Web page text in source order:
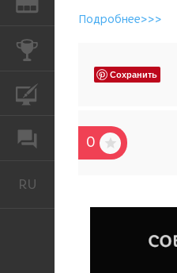
ФОРУМ
RU
Подробнее>>>
Сохранить
0